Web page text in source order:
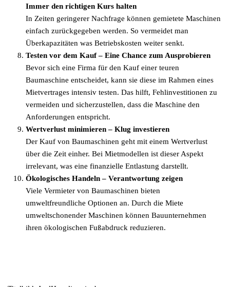
Immer den richtigen Kurs halten
In Zeiten geringerer Nachfrage können gemietete Maschinen
einfach zurückgegeben werden. So vermeidet man
Überkapazitäten was Betriebskosten weiter senkt.
Testen vor dem Kauf – Eine Chance zum Ausprobieren
Bevor sich eine Firma für den Kauf einer teuren
Baumaschine entscheidet, kann sie diese im Rahmen eines
Mietvertrages intensiv testen. Das hilft, Fehlinvestitionen zu
vermeiden und sicherzustellen, dass die Maschine den
Anforderungen entspricht.
Wertverlust minimieren – Klug investieren
Der Kauf von Baumaschinen geht mit einem Wertverlust
über die Zeit einher. Bei Mietmodellen ist dieser Aspekt
irrelevant, was eine finanzielle Entlastung darstellt.
Ökologisches Handeln – Verantwortung zeigen
Viele Vermieter von Baumaschinen bieten
umweltfreundliche Optionen an. Durch die Miete
umweltschonender Maschinen können Bauunternehmen
ihren ökologischen Fußabdruck reduzieren.